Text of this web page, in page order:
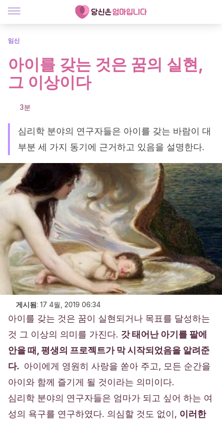
임신
아이를 갖는 것은 꿈의 실현,
그 이상이다
3분
심리학 분야의 연구자들은 아이를 갖는 바람이 대
부분 세 가지 동기에 근거하고 있음을 설명한다.
게시됨: 17 4월, 2019 06:34
아이를 갖는 것은 꿈이 실현되거나 목표를 달성하는
것 그 이상의 의미를 가진다. 갓 태어난 아기를 팔에
안을 때, 평생의 프로젝트가 막 시작되었음을 알려준
다. 아이에게 영원히 사랑을 쏟아 주고, 모든 순간을
아이와 함께 즐기게 될 것이라는 의미이다.
심리학 분야의 연구자들은 엄마가 되고 싶어 하는 여
성의 욕구를 연구하였다. 의심할 것도 없이, 이러한